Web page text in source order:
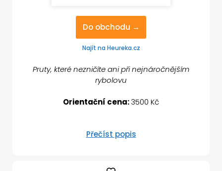
Do obchodu →
Najít na Heureka.cz
Pruty, které nezničíte ani při nejnáročnějším
rybolovu
Orientační cena:3500 Kč
Přečíst popis